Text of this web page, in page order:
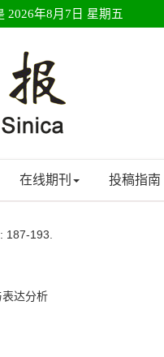
2026年8月7日 星期五
在线期刊 投稿指南
: 187-193.
达分析